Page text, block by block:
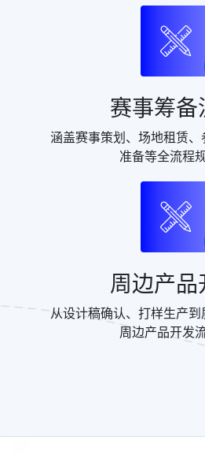
赛事筹备
涵盖赛事策划、场地租赁
准备等全流程规
周边产品
从设计稿确认、打样生产
周边产品开发流